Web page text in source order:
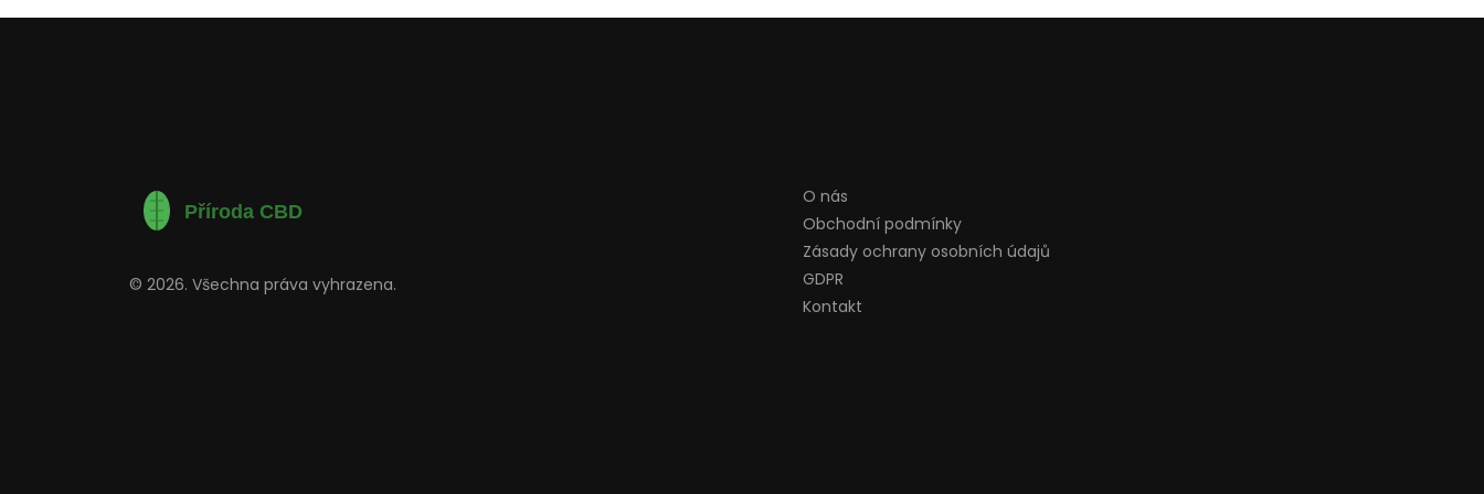
© 2026. Všechna práva vyhrazena.
O nás
Obchodní podmínky
Zásady ochrany osobních údajů
GDPR
Kontakt